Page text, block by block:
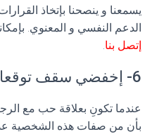
يسمعنا و ينصحنا بإتخاذ
الدعم النفسي و المعنوي.
إتصل بنا
6- إخفضي سقف توقعاتك
عندما تكونِ بعلاقة حب مع
بأن من صفات هذه الشخصية